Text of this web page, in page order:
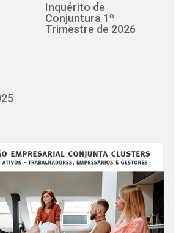
Inquérito de
Conjuntura 1º
Trimestre de 2026